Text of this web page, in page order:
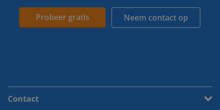
Probeer gratis Neem contact op
Contact